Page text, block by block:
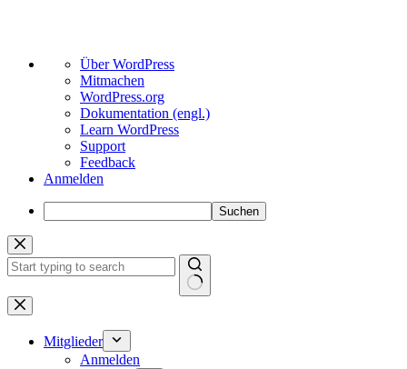
Über
WordPress
Über WordPress
Mitmachen
WordPress.org
Dokumentation (engl.)
Learn WordPress
Support
Feedback
Anmelden
Suchen
Zum
Inhalt
springen
Keine
Ergebnisse
Mitglieder
Anmelden